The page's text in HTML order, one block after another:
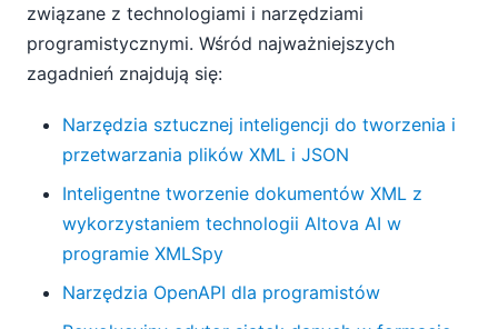
związane z technologiami i narzędziami
programistycznymi. Wśród najważniejszych
zagadnień znajdują się:
Narzędzia sztucznej inteligencji do tworzenia i
przetwarzania plików XML i JSON
Inteligentne tworzenie dokumentów XML z
wykorzystaniem technologii Altova AI w
programie XMLSpy
Narzędzia OpenAPI dla programistów